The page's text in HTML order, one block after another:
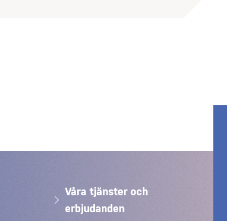
Våra tjänster och
erbjudanden